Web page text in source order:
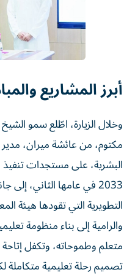
أبرز المشاريع
وخلال الزيارة، اطّلع سمو
مكتوم، من عائشة ميران، مدير
البشرية، على مستجدات تنفيذ
2033 في عامها الثاني،
التطويرية التي تقودها هيئة
والرامية إلى بناء منظومة
متعلم وطموحاته، وتكفل
تصميم رحلة تعليمية متكاملة